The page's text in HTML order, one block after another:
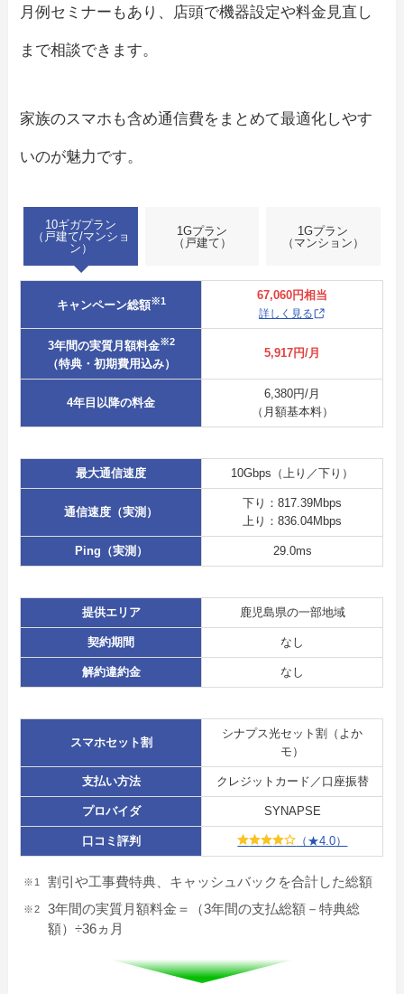
月例セミナーもあり、店頭で機器設定や料金見直し
まで相談できます。
家族のスマホも含め通信費をまとめて最適化しやす
いのが魅力です。
10ギガプラン
（戸建て/マンショ
ン）
1Gプラン
（戸建て）
1Gプラン
（マンション）
キャンペーン総額※1 67,060円相当
詳しく見る
3年間の実質月額料金※2
（特典・初期費用込み）
5,917円/月
4年目以降の料金
6,380円/月
（月額基本料）
最大通信速度 10Gbps（上り／下り）
通信速度（実測）
下り：817.39Mbps
上り：836.04Mbps
Ping（実測） 29.0ms
提供エリア 鹿児島県の一部地域
契約期間 なし
解約違約金 なし
スマホセット割
シナプス光セット割（よか
モ）
支払い方法 クレジットカード／口座振替
プロバイダ SYNAPSE
口コミ評判 （★4.0）
割引や工事費特典、キャッシュバックを合計した総額
3年間の実質月額料金＝（3年間の支払総額－特典総
額）÷36ヵ月